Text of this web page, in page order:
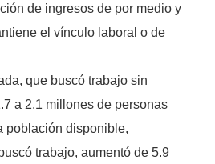
de ingresos de por medio y
el vínculo laboral o de
que buscó trabajo sin
a 2.1 millones de personas
población disponible,
trabajo, aumentó de 5.9